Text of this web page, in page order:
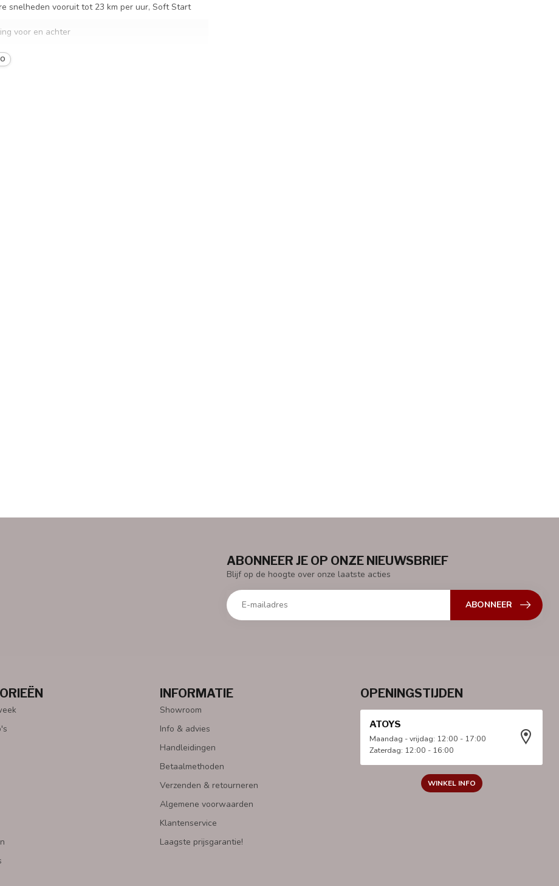
snelheden vooruit tot 23 km per uur, Soft Start
voor en achter
inch luchtbanden, geveerde achterwiel,
gashendel en aandrijving zijn spatwaterdicht
ABONNEER JE OP ONZE NIEUWSBRIEF
Blijf op de hoogte over onze laatste acties
ABONNEER
INFORMATIE
Showroom
Info & advies
Handleidingen
Betaalmethoden
Verzenden & retourneren
Algemene voorwaarden
Klantenservice
Laagste prijsgarantie!
OPENINGSTIJDEN
ATOYS
Maandag - vrijdag: 12:00 - 17:00
Zaterdag: 12:00 - 16:00
WINKEL INFO